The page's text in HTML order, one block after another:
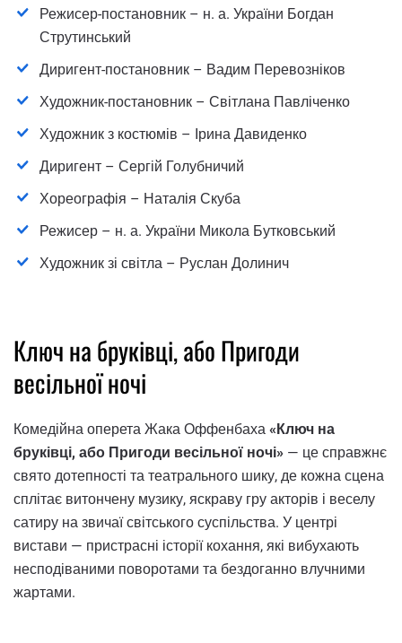
Режисер-постановник – н. а. України Богдан
Струтинський
Диригент-постановник – Вадим Перевозніков
Художник-постановник – Світлана Павліченко
Художник з костюмів – Ірина Давиденко
Диригент – Сергій Голубничий
Хореографія – Наталія Скуба
Режисер – н. а. України Микола Бутковський
Художник зі світла – Руслан Долинич
Ключ на бруківці, або Пригоди
весільної ночі
Комедійна оперета Жака Оффенбаха «Ключ на
бруківці, або Пригоди весільної ночі» — це справжнє
свято дотепності та театрального шику, де кожна сцена
сплітає витончену музику, яскраву гру акторів і веселу
сатиру на звичаї світського суспільства. У центрі
вистави — пристрасні історії кохання, які вибухають
несподіваними поворотами та бездоганно влучними
жартами.